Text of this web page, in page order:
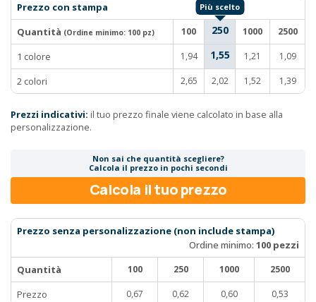
Prezzo con stampa
Quantità (Ordine minimo: 100 pz) 100 250 1000 2500
1 colore 1,94 1,55 1,21 1,09
2 colori 2,65 2,02 1,52 1,39
Prezzi indicativi: il tuo prezzo finale viene calcolato in base alla
personalizzazione.
Non sai che quantità scegliere?
Calcola il prezzo in pochi secondi
Calcola il tuo prezzo
Prezzo senza personalizzazione (non include stampa)
Ordine minimo: 100 pezzi
Quantità
100 250 1000 2500
Prezzo 0,67 0,62 0,60 0,53